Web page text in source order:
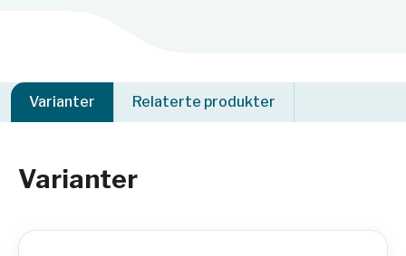
Varianter Relaterte produkter
Varianter